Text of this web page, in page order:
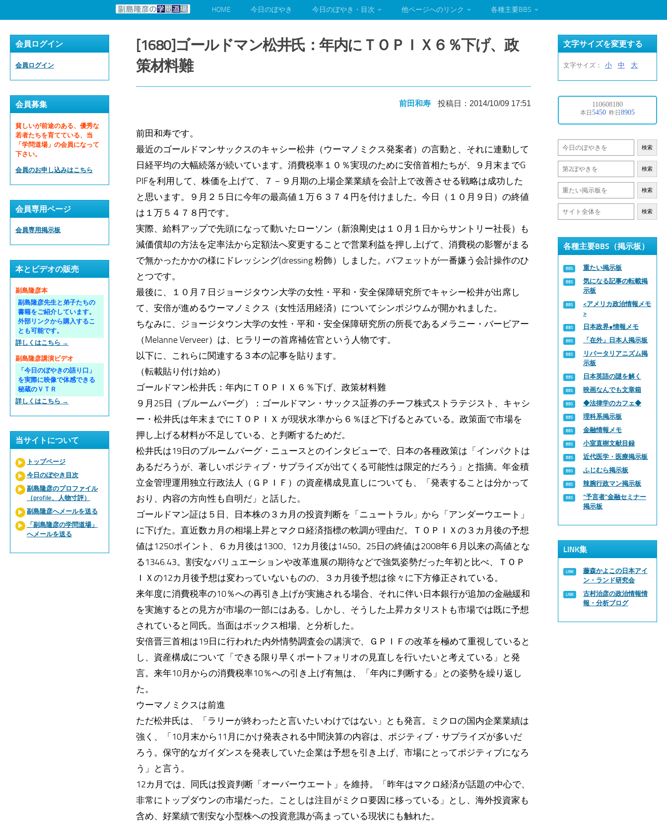
HOME 今日のぼやき 今日のぼやき・目次 他ページへのリンク 各種主要BBS
[1680]ゴールドマン松井氏：年内にＴＯＰＩＸ６％下げ、政
策材料難
前田和寿 投稿日：2014/10/09 17:51
前田和寿です。
最近のゴールドマンサックスのキャシー松井（ウーマノミクス発案者）の言動と、それに連動して
日経平均の大幅続落が続いています。消費税率１０％実現のために安倍首相たちが、９月末までG
PIFを利用して、株価を上げて、７－９月期の上場企業業績を会計上で改善させる戦略は成功した
と思います。９月２５日に今年の最高値１万６３７４円を付けました。今日（１０月９日）の終値
は１万５４７８円です。
実際、給料アップで先頭になって動いたローソン（新浪剛史は１０月１日からサントリー社長）も
減価償却の方法を定率法から定額法へ変更することで営業利益を押し上げて、消費税の影響がまる
で無かったかかの様にドレッシング(dressing 粉飾）しました。バフェットが一番嫌う会計操作のひ
とつです。
最後に、１０月７日ジョージタウン大学の女性・平和・安全保障研究所でキャシー松井が出席し
て、安倍が進めるウーマノミクス（女性活用経済）についてシンポジウムが開かれました。
ちなみに、ジョージタウン大学の女性・平和・安全保障研究所の所長であるメラニー・バービアー
（Melanne Verveer）は、ヒラリーの首席補佐官という人物です。
以下に、これらに関連する３本の記事を貼ります。
（転載貼り付け始め）
ゴールドマン松井氏：年内にＴＯＰＩＸ６％下げ、政策材料難
９月25日（ブルームバーグ）：ゴールドマン・サックス証券のチーフ株式ストラテジスト、キャシ
ー・松井氏は年末までにＴＯＰＩＸ が現状水準から６％ほど下げるとみている。政策面で市場を
押し上げる材料が不足している、と判断するためだ。
松井氏は19日のブルームバーグ・ニュースとのインタビューで、日本の各種政策は「インパクトは
あるだろうが、著しいポジティブ・サプライズが出てくる可能性は限定的だろう」と指摘。年金積
立金管理運用独立行政法人（ＧＰＩＦ）の資産構成見直しについても、「発表することは分かって
おり、内容の方向性も自明だ」と話した。
ゴールドマン証は５日、日本株の３カ月の投資判断を「ニュートラル」から「アンダーウエート」
に下げた。直近数カ月の相場上昇とマクロ経済指標の軟調が理由だ。ＴＯＰＩＸの３カ月後の予想
値は1250ポイント、６カ月後は1300、12カ月後は1450。25日の終値は2008年６月以来の高値とな
る1346.43。割安なバリュエーションや改革進展の期待などで強気姿勢だった年初と比べ、ＴＯＰ
ＩＸの12カ月後予想は変わっていないものの、３カ月後予想は徐々に下方修正されている。
来年度に消費税率の10％への再引き上げが実施される場合、それに伴い日本銀行が追加の金融緩和
を実施するとの見方が市場の一部にはある。しかし、そうした上昇カタリストも市場では既に予想
されていると同氏。当面はボックス相場、と分析した。
安倍晋三首相は19日に行われた内外情勢調査会の講演で、ＧＰＩＦの改革を極めて重視していると
し、資産構成について「できる限り早くポートフォリオの見直しを行いたいと考えている」と発
言。来年10月からの消費税率10％への引き上げ有無は、「年内に判断する」との姿勢を繰り返し
た。
ウーマノミクスは前進
ただ松井氏は、「ラリーが終わったと言いたいわけではない」とも発言。ミクロの国内企業業績は
強く、「10月末から11月にかけ発表される中間決算の内容は、ポジティブ・サプライズが多いだ
ろう。保守的なガイダンスを発表していた企業は予想を引き上げ、市場にとってポジティブになろ
う」と言う。
12カ月では、同氏は投資判断「オーバーウエート」を維持。「昨年はマクロ経済が話題の中心で、
非常にトップダウンの市場だった。ことしは注目がミクロ要因に移っている」とし、海外投資家も
含め、好業績で割安な小型株への投資意識が高まっている現状にも触れた。
会員ログイン
会員ログイン
会員募集
貧しいが前途のある、優秀な
若者たちを育てている、当
「学問道場」の会員になって
下さい。
会員のお申し込みはこちら
会員専用ページ
会員専用掲示板
本とビデオの販売
副島隆彦本
副島隆彦先生と弟子たちの
書籍をご紹介しています。
外部リンクから購入するこ
とも可能です。
詳しくはこちら →
副島隆彦講演ビデオ
「今日のぼやきの語り口」
を実際に映像で体感できる
秘蔵のＶＴＲ
詳しくはこちら →
当サイトについて
トップページ
今日のぼやき目次
副島隆彦のプロファイル
（profile、人物寸評）
副島隆彦へメールを送る
「副島隆彦の学問道場」
へメールを送る
文字サイズを変更する
文字サイズ： 小 中 大
検索
検索
検索
検索
各種主要BBS（掲示板）
重たい掲示板
気になる記事の転載掲
示板
<アメリカ政治情報メモ
>
日本政界●情報メモ
「在外」日本人掲示板
リバータリアニズム掲
示板
日本英語の謎を解く
映画なんでも文章箱
◆法律学のカフェ◆
理科系掲示板
金融情報メモ
小室直樹文献目録
近代医学・医療掲示板
ふじむら掲示板
辣腕行政マン掲示板
“予言者”金融セミナー
掲示板
LINK集
藤森かよこの日本アイ
ン・ランド研究会
古村治彦の政治情報情
報・分析ブログ